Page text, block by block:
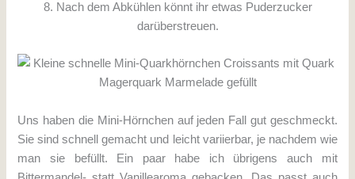
8. Nach dem Abkühlen könnt ihr etwas Puderzucker
darüberstreuen.
Uns haben die Mini-Hörnchen auf jeden Fall gut geschmeckt.
Sie sind schnell gemacht und leicht variierbar, je nachdem wie
man sie befüllt. Ein paar habe ich übrigens auch mit